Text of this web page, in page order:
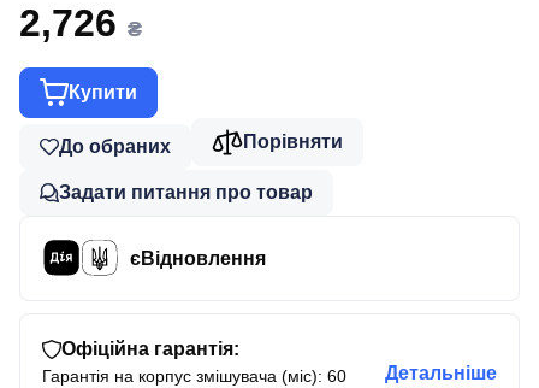
2,726 ₴
Купити
До обраних Порівняти
Задати питання про товар
єВідновлення
Офіційна гарантія:
Гарантія на корпус змішувача (міс): 60
Детальніше